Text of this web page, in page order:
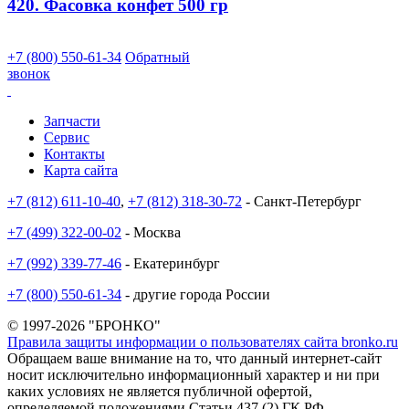
420. Фасовка конфет 500 гр
+7 (800) 550-61-34 Обратный
звонок
Запчасти
Сервис
Контакты
Карта сайта
+7 (812) 611-10-40, +7 (812) 318-30-72 - Санкт-Петербург
+7 (499) 322-00-02 - Москва
+7 (992) 339-77-46 - Екатеринбург
+7 (800) 550-61-34 - другие города России
© 1997-2026 "БРОНКО"
Правила защиты информации о пользователях сайта bronko.ru
Обращаем ваше внимание на то, что данный интернет-сайт
носит исключительно информационный характер и ни при
каких условиях не является публичной офертой,